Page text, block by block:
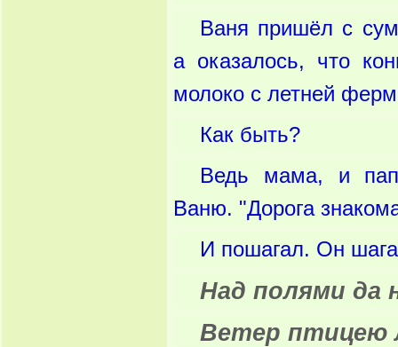
Ваня пришёл с
а оказалось, что
молоко с летней
Как быть?
Ведь мама, и
Ваню. "Дорога
И пошагал. Он
Над полями да
Ветер птицею